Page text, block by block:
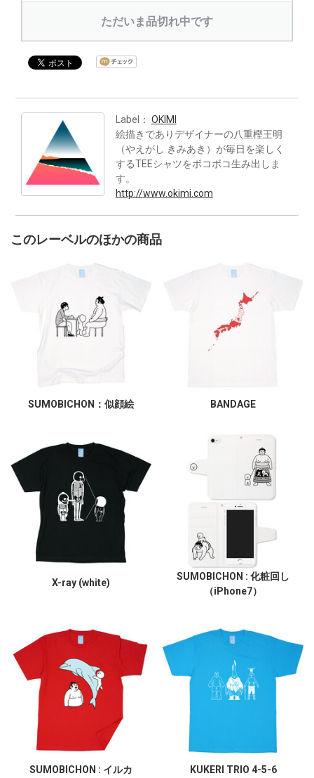
ただいま品切れ中です
Label： OKIMI
絵描きでありデザイナーの八重樫王明
（やえがし きみあき）が毎日を楽しく
するTEEシャツをボコボコ生み出しま
す。
http://www.okimi.com
このレーベルのほかの商品
SUMOBICHON：似顔絵 BANDAGE
X-ray (white)
SUMOBICHON : 化粧回し
（iPhone7）
SUMOBICHON : イルカ KUKERI TRIO 4-5-6